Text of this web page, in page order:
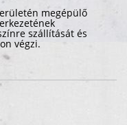
megépülő
szállítását és
végzi.